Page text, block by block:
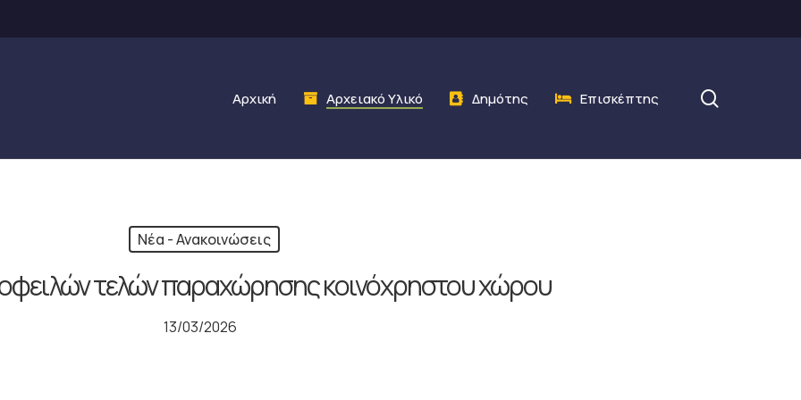
Αρχική Αρχειακό Υλικό Δημότης Επισκέπτης
Νέα - Ανακοινώσεις
τελών παραχώρησης κοινόχρηστου χώρου
13/03/2026